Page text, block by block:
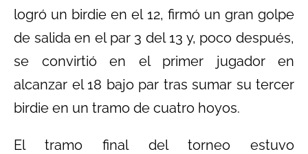
logró un birdie en el 12, firmó un gran golpe
de salida en el par 3 del 13 y, poco después,
se convirtió en el primer jugador en
alcanzar el 18 bajo par tras sumar su tercer
birdie en un tramo de cuatro hoyos.
El tramo final del torneo estuvo